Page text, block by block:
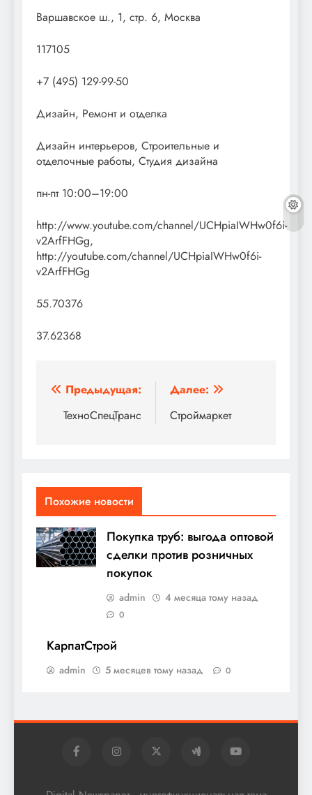
Варшавское ш., 1, стр. 6, Москва
117105
+7 (495) 129-99-50
Дизайн, Ремонт и отделка
Дизайн интерьеров, Строительные и
отделочные работы, Студия дизайна
пн-пт 10:00–19:00
http://www.youtube.com/channel/UCHpiaIWHw0f6i-
v2ArfFHGg,
http://youtube.com/channel/UCHpiaIWHw0f6i-
v2ArfFHGg
55.70376
37.62368
Навигация
по
Предыдущая:
ТехноСпецТранс
Далее:
Строймаркет
Похожие новости
Покупка труб: выгода оптовой
сделки против розничных
покупок
admin 4 месяца тому назад
0
КарпатСтрой
admin 5 месяцев тому назад 0